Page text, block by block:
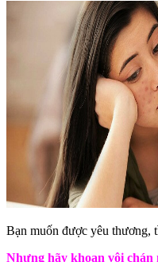
Bạn muốn được yêu thương,
Nhưng hãy khoan vội